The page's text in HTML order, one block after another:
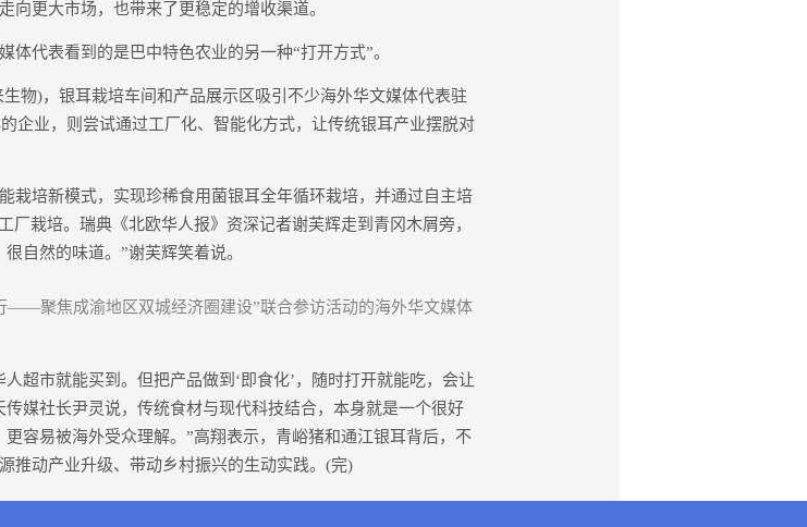
向更大市场，也带来了更稳定的增收渠道。
代表看到的是巴中特色农业的另一种“打开方式”。
)，银耳栽培车间和产品展示区吸引不少海外华文媒体代表驻
企业，则尝试通过工厂化、智能化方式，让传统银耳产业摆脱对
培新模式，实现珍稀食用菌银耳全年循环栽培，并通过自主培
厂栽培。瑞典《北欧华人报》资深记者谢芙辉走到青冈木屑旁，
自然的味道。”谢芙辉笑着说。
——聚焦成渝地区双城经济圈建设”联合参访活动的海外华文媒体
市就能买到。但把产品做到‘即食化’，随时打开就能吃，会让
媒社长尹灵说，传统食材与现代科技结合，本身就是一个很好
容易被海外受众理解。”高翔表示，青峪猪和通江银耳背后，不
推动产业升级、带动乡村振兴的生动实践。(完)